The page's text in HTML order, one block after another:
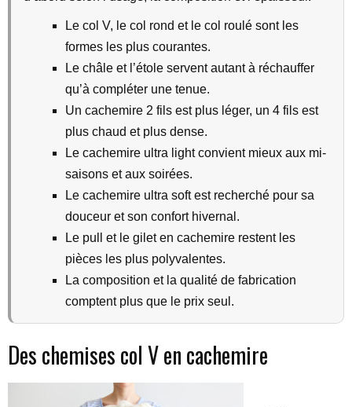
Le col V, le col rond et le col roulé sont les
formes les plus courantes.
Le châle et l’étole servent autant à réchauffer
qu’à compléter une tenue.
Un cachemire 2 fils est plus léger, un 4 fils est
plus chaud et plus dense.
Le cachemire ultra light convient mieux aux mi-
saisons et aux soirées.
Le cachemire ultra soft est recherché pour sa
douceur et son confort hivernal.
Le pull et le gilet en cachemire restent les
pièces les plus polyvalentes.
La composition et la qualité de fabrication
comptent plus que le prix seul.
Des chemises col V en cachemire